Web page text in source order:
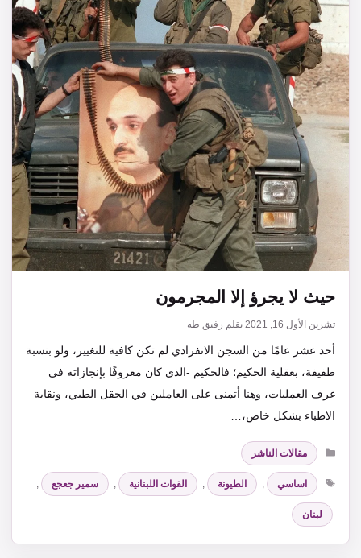
حيث لا يجرؤ إلا المجرمون
تشرين الأول 16, 2021 بقلم رفيق طه
أحد عشر عامًا من السجن الانفرادي لم تكن كافية للتغيير، ولو بنسبة
طفيفة، بعقلية الحكيم؛ فالحكيم -الذي كان معروفًا بإنجازاته في
غرف العمليات، وهنا أتمنى على العاملين في الحقل الطبي، ونقابة
الاطباء بشكل خاص،…
التصنيفات
مقالات الناشر
الوسوم
اساسي الطيونة القوات اللبنانية سمير جعجع
لبنان